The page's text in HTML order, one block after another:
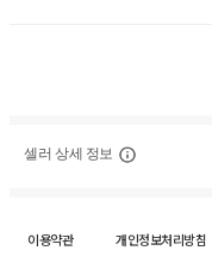
셀러 상세 정보
이용약관 개인정보처리방침